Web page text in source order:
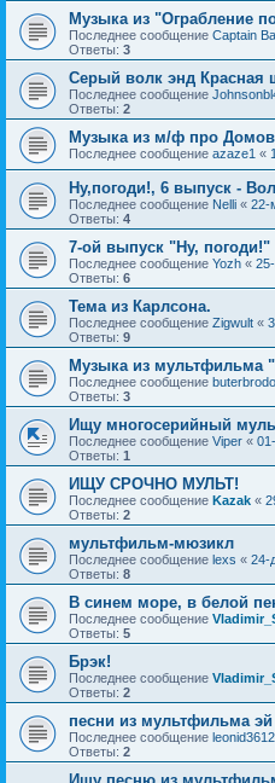
Музыка из "Ограбление
Последнее сообщение Captain
Ответы: 3
Серый волк энд Красная
Последнее сообщение
Ответы: 2
Музыка из м/ф про
Последнее сообщение azaze1 «
Ну,погоди!, 6 выпуск -
Последнее сообщение Nelli « 22-
Ответы: 4
7-ой выпуск "Ну, погоди!"
Последнее сообщение Yozh «
Ответы: 6
Тема из Карлсона.
Последнее сообщение Zigwult «
Ответы: 9
Музыка из мультфильма
Последнее сообщение
Ответы: 3
Ищу многосерийный
Последнее сообщение Viper «
Ответы: 1
ИЩУ СРОЧНО МУЛЬТ!
Последнее сообщение Kazak «
Ответы: 2
мультфильм-мюзикл
Последнее сообщение lexs « 24-
Ответы: 8
В синем море, в белой
Последнее сообщение
Ответы: 5
Брэк!
Последнее сообщение
Ответы: 2
песни из мультфильма
Последнее сообщение leonid3612
Ответы: 2